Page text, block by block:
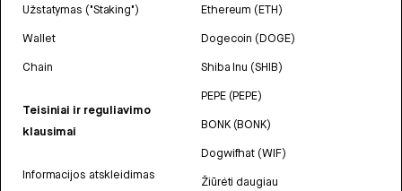
Užstatymas ("Staking")
Wallet
Chain
Teisiniai ir reguliavimo
klausimai
Informacijos atskleidimas
Ethereum (ETH)
Dogecoin (DOGE)
Shiba Inu (SHIB)
PEPE (PEPE)
BONK (BONK)
Dogwifhat (WIF)
Žiūrėti daugiau